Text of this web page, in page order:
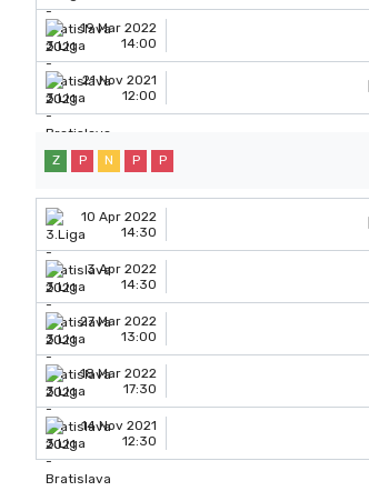
19 Mar 2022
14:00
21 Nov 2021
12:00
Z P N P P
10 Apr 2022
14:30
3 Apr 2022
14:30
27 Mar 2022
13:00
18 Mar 2022
17:30
14 Nov 2021
12:30